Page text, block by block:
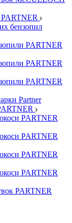
бензопил
PARTNER
PARTNER
PARTNER
Partner
PARTNER
PARTNER
PARTNER
PARTNER
PARTNER